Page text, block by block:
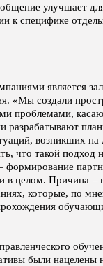
общение улучшает
к специфике
является
«Мы создали
проблемами,
разрабатывают
возникших на
что такой подход
формирование
в целом. Причина –
которые, по
были нацелены